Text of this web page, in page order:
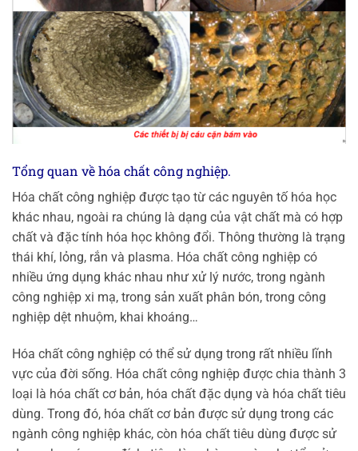
Tổng quan về hóa chất công nghiệp.
Hóa chất công nghiệp được tạo từ các nguyên tố hóa học
khác nhau, ngoài ra chúng là dạng của vật chất mà có hợp
chất và đặc tính hóa học không đổi. Thông thường là trạng
thái khí, lỏng, rắn và plasma. Hóa chất công nghiệp có
nhiều ứng dụng khác nhau như xử lý nước, trong ngành
công nghiệp xi mạ, trong sản xuất phân bón, trong công
nghiệp dệt nhuộm, khai khoáng…
Hóa chất công nghiệp có thể sử dụng trong rất nhiều lĩnh
vực của đời sống. Hóa chất công nghiệp được chia thành 3
loại là hóa chất cơ bản, hóa chất đặc dụng và hóa chất tiêu
dùng. Trong đó, hóa chất cơ bản được sử dụng trong các
ngành công nghiệp khác, còn hóa chất tiêu dùng được sử